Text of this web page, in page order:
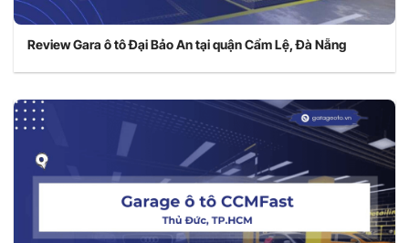
Review Gara ô tô Đại Bảo An tại quận Cẩm Lệ, Đà Nẵng